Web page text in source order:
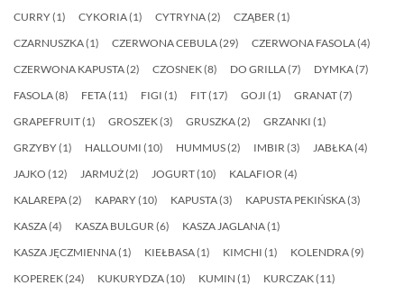
CURRY(1) CYKORIA(1) CYTRYNA(2) CZĄBER(1)
CZARNUSZKA(1) CZERWONA CEBULA(29) CZERWONA FASOLA(4)
CZERWONA KAPUSTA(2) CZOSNEK(8) DO GRILLA(7) DYMKA(7)
FASOLA(8) FETA(11) FIGI (1) FIT(17) GOJI (1) GRANAT(7)
GRAPEFRUIT(1) GROSZEK(3) GRUSZKA(2) GRZANKI (1)
GRZYBY(1) HALLOUMI (10) HUMMUS(2) IMBIR(3) JABŁKA(4)
JAJKO (12) JARMUŻ(2) JOGURT(10) KALAFIOR(4)
KALAREPA(2) KAPARY(10) KAPUSTA(3) KAPUSTA PEKIŃSKA(3)
KASZA(4) KASZA BULGUR(6) KASZA JAGLANA(1)
KASZA JĘCZMIENNA(1) KIEŁBASA(1) KIMCHI (1) KOLENDRA(9)
KOPEREK(24) KUKURYDZA(10) KUMIN (1) KURCZAK(11)